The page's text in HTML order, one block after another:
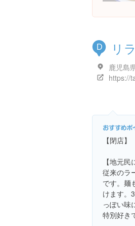
D リ
【閉店】
【地元民
従来のラ
です。麺
けます。
っぽい味
特別好き